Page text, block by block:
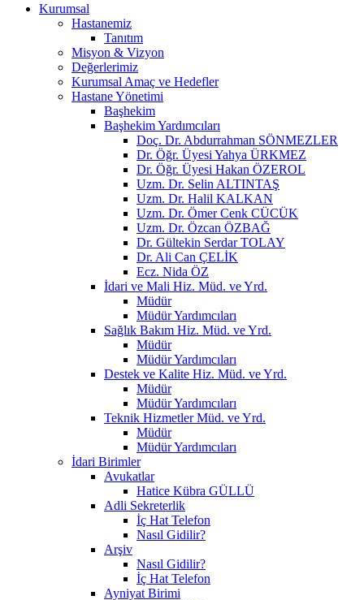
Kurumsal
Hastanemiz
Tanıtım
Misyon & Vizyon
Değerlerimiz
Kurumsal Amaç ve Hedefler
Hastane Yönetimi
Başhekim
Başhekim Yardımcıları
Doç. Dr. Abdurrahman SÖNMEZLER
Dr. Öğr. Üyesi Yahya ÜRKMEZ
Dr. Öğr. Üyesi Hakan ÖZEROL
Uzm. Dr. Selin ALTINTAŞ
Uzm. Dr. Halil KALKAN
Uzm. Dr. Ömer Cenk CÜCÜK
Uzm. Dr. Özcan ÖZBAĞ
Dr. Gültekin Serdar TOLAY
Dr. Ali Can ÇELİK
Ecz. Nida ÖZ
İdari ve Mali Hiz. Müd. ve Yrd.
Müdür
Müdür Yardımcıları
Sağlık Bakım Hiz. Müd. ve Yrd.
Müdür
Müdür Yardımcıları
Destek ve Kalite Hiz. Müd. ve Yrd.
Müdür
Müdür Yardımcıları
Teknik Hizmetler Müd. ve Yrd.
Müdür
Müdür Yardımcıları
İdari Birimler
Avukatlar
Hatice Kübra GÜLLÜ
Adli Sekreterlik
İç Hat Telefon
Nasıl Gidilir?
Arşiv
Nasıl Gidilir?
İç Hat Telefon
Ayniyat Birimi